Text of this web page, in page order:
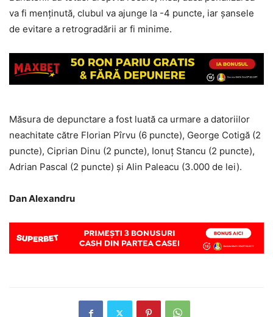
va fi menținută, clubul va ajunge la -4 puncte, iar șansele
de evitare a retrogradării ar fi minime.
Măsura de depunctare a fost luată ca urmare a datoriilor
neachitate către Florian Pîrvu (6 puncte), George Cotigă (2
puncte), Ciprian Dinu (2 puncte), Ionuț Stancu (2 puncte),
Adrian Pascal (2 puncte) și Alin Paleacu (3.000 de lei).
Dan Alexandru